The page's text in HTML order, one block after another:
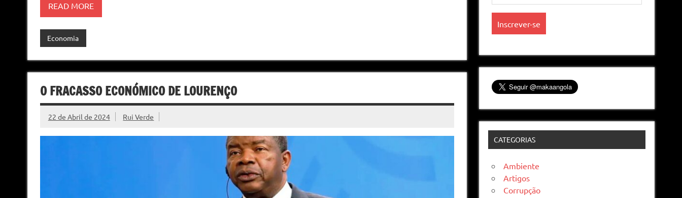
READ MORE
Economia
O FRACASSO ECONÓMICO DE LOURENÇO
22 de Abril de 2024 Rui Verde
CATEGORIAS
Ambiente
Artigos
Corrupção